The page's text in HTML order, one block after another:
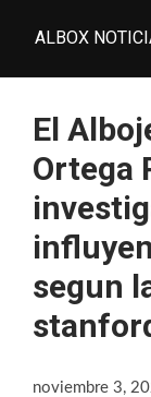
ALBOX
El
Ortega
segun
noviembre 3,